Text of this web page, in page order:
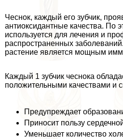
Чеснок, каждый его зубчик,
антиоксидантные качества. По
используется для лечения и
распространенных
растение является мощным
Каждый 1 зубчик чеснока
положительными качествами и
Предупреждает
Приносит пользу
Уменьшает количество